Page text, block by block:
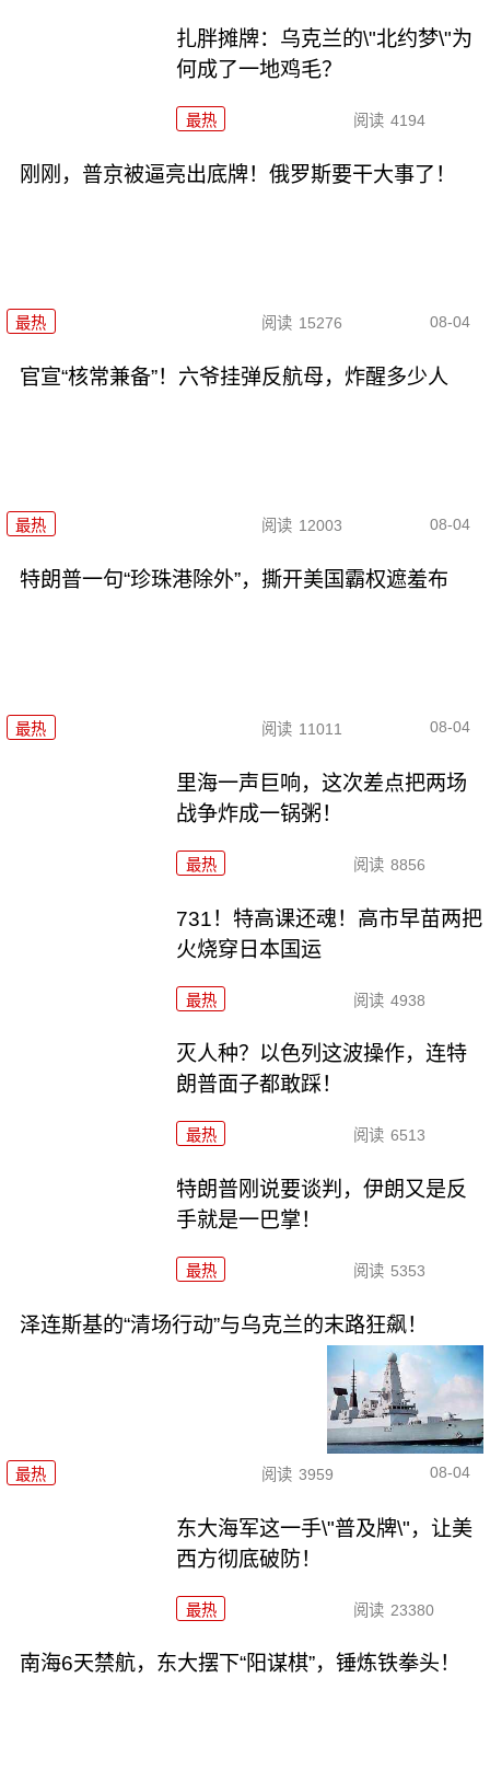
扎胖摊牌：乌克兰的\"北约梦\"为
何成了一地鸡毛？
最热 阅读 4194
刚刚，普京被逼亮出底牌！俄罗斯要干大事了！
最热 阅读 15276 08-04
官宣“核常兼备”！六爷挂弹反航母，炸醒多少人
最热 阅读 12003 08-04
特朗普一句“珍珠港除外”，撕开美国霸权遮羞布
最热 阅读 11011 08-04
里海一声巨响，这次差点把两场
战争炸成一锅粥！
最热 阅读 8856
731！特高课还魂！高市早苗两把
火烧穿日本国运
最热 阅读 4938
灭人种？以色列这波操作，连特
朗普面子都敢踩！
最热 阅读 6513
特朗普刚说要谈判，伊朗又是反
手就是一巴掌！
最热 阅读 5353
泽连斯基的“清场行动”与乌克兰的末路狂飙！
最热 阅读 3959 08-04
东大海军这一手\"普及牌\"，让美
西方彻底破防！
最热 阅读 23380
南海6天禁航，东大摆下“阳谋棋”，锤炼铁拳头！